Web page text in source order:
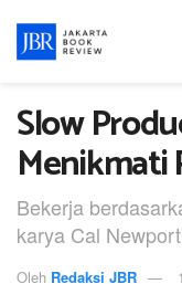
Slow
Menikmati
Bekerja
karya Cal
Oleh Redaksi JBR